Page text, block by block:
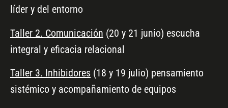
líder y del entorno
Taller 2. Comunicación (20 y 21 junio) escucha
integral y eficacia relacional
Taller 3. Inhibidores (18 y 19 julio) pensamiento
sistémico y acompañamiento de equipos